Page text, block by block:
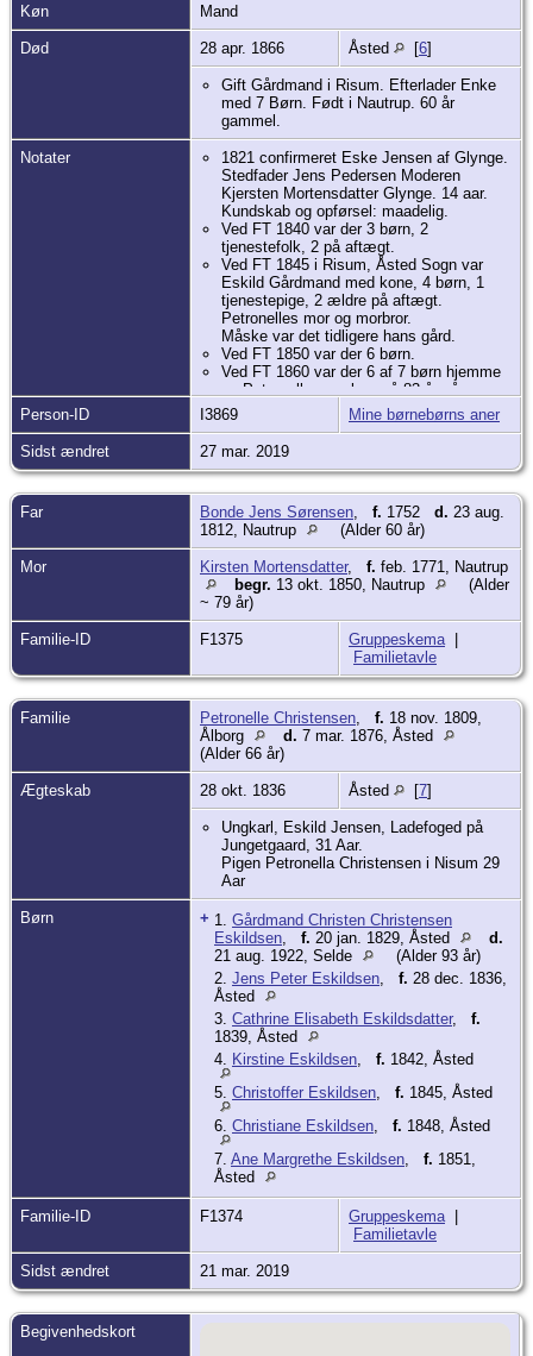
Køn Mand
Død 28 apr. 1866 Åsted [6]
Gift Gårdmand i Risum. Efterlader Enke
med 7 Børn. Født i Nautrup. 60 år
gammel.
Notater
1821 confirmeret Eske Jensen af Glynge.
Stedfader Jens Pedersen Moderen
Kjersten Mortensdatter Glynge. 14 aar.
Kundskab og opførsel: maadelig.
Ved FT 1840 var der 3 børn, 2
tjenestefolk, 2 på aftægt.
Ved FT 1845 i Risum, Åsted Sogn var
Eskild Gårdmand med kone, 4 børn, 1
tjenestepige, 2 ældre på aftægt.
Petronelles mor og morbror.
Måske var det tidligere hans gård.
Ved FT 1850 var der 6 børn.
Ved FT 1860 var der 6 af 7 børn hjemme
og Petronellas morbror på 83 år på
aftægt. Den ældste datter var væk.
1821 confirmeret Eske Jensen af Glynge.
Stedfader Jens Pedersen Moderen
Kjersten Mortensdatter Glynge. 14 aar.
Kundskab og opførsel: maadelig.
Person-ID I3869 Mine børnebørns aner
Sidst ændret 27 mar. 2019
Far Bonde Jens Sørensen f. 1752 d. 23 aug.
1812, Nautrup
(Alder 60 år)
Mor Kirsten Mortensdatter, f. feb. 1771, Nautrup
begr. 13 okt. 1850, Nautrup
(Alder
~ 79 år)
Familie-ID F1375 Gruppeskema
Familietavle
Familie Petronelle Christensen f. 18 nov. 1809,
Ålborg
d. 7 mar. 1876, Åsted
(Alder 66 år)
Ægteskab 28 okt. 1836 Åsted [7]
Ungkarl, Eskild Jensen, Ladefoged på
Jungetgaard, 31 Aar.
Pigen Petronella Christensen i Nisum 29
Aar
Børn + 1. Gårdmand Christen Christensen
Eskildsen
f. 20 jan. 1829, Åsted
d.
21 aug. 1922, Selde
(Alder 93 år)
2. Jens Peter Eskildsen f. 28 dec. 1836,
Åsted
3. Cathrine Elisabeth Eskildsdatter, f.
1839, Åsted
4.
Kirstine Eskildsen f. 1842, Åsted
5. Christoffer Eskildsen f. 1845, Åsted
6. Christiane Eskildsen f. 1848, Åsted
7. Ane Margrethe Eskildsen f. 1851,
Åsted
Familie-ID F1374 Gruppeskema
Familietavle
Sidst ændret 21 mar. 2019
Begivenhedskort